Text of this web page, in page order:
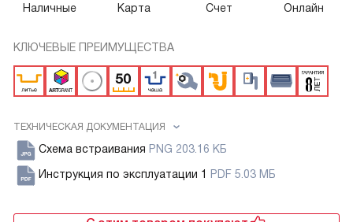
Наличные Карта Счет Онлайн
КЛЮЧЕВЫЕ ПРЕИМУЩЕСТВА
ТЕХНИЧЕСКАЯ ДОКУМЕНТАЦИЯ
Схема встраивания PNG 203.16 КБ
Инструкция по эксплуатации 1
PDF 5.03 МБ